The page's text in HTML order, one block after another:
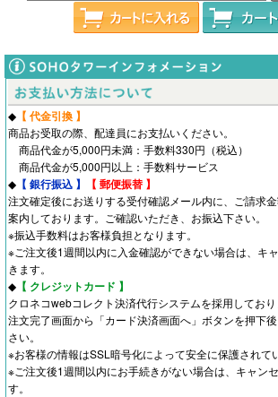
◆ 【 代金引換 】
商品お受取の際、配達員にお支払いください。
商品代金が5,000円未満：手数料330円（税込）
商品代金が5,000円以上：手数料サービス
◆ 【 銀行振込 】 【 郵便振替 】
注文確定後にお送りする受付確認メール内に、ご請求
案内しております。ご確認いただき、お振込下さい。
※振込手数料はお客様負担となります。
※ご注文後1週間以内に入金確認ができない場合は、キ
きます。
◆ 【 クレジットカード 】
クロネコwebコレクト決済代行システムを採用しており
注文完了画面から「カード決済画面へ」ボタンを押下
さい。
※お客様の情報はSSL暗号化によって安全に保護されて
※ご注文後1週間以内にお手続きがない場合は、キャン
す。